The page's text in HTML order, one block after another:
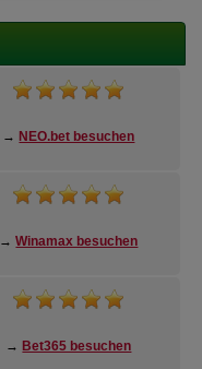
→ NEO.bet besuchen
→Winamax besuchen
→ Bet365 besuchen